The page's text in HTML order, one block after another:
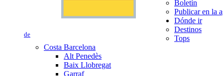
de
Boletín
Publicar en la
Dónde ir
Destinos
Tops
Costa Barcelona
Alt Penedès
Baix Llobregat
Garraf